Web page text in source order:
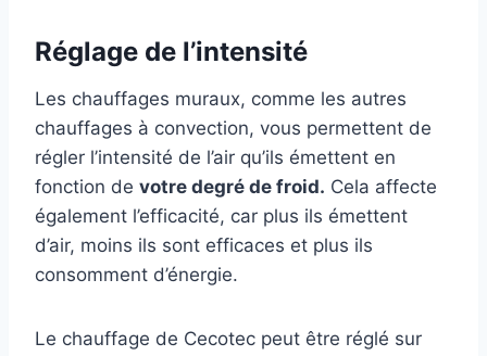
Réglage de l’intensité
Les chauffages muraux, comme les autres
chauffages à convection, vous permettent de
régler l’intensité de l’air qu’ils émettent en
fonction de votre degré de froid. Cela affecte
également l’efficacité, car plus ils émettent
d’air, moins ils sont efficaces et plus ils
consomment d’énergie.
Le chauffage de Cecotec peut être réglé sur